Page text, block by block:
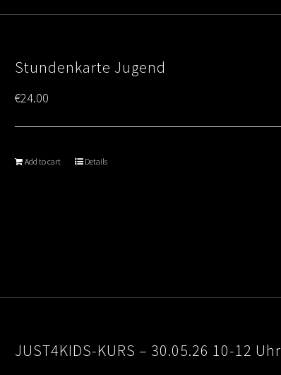
Stundenkarte Jugend
€24.00
Add to cart Details
JUST4KIDS-KURS – 30.05.26 10-12 Uhr